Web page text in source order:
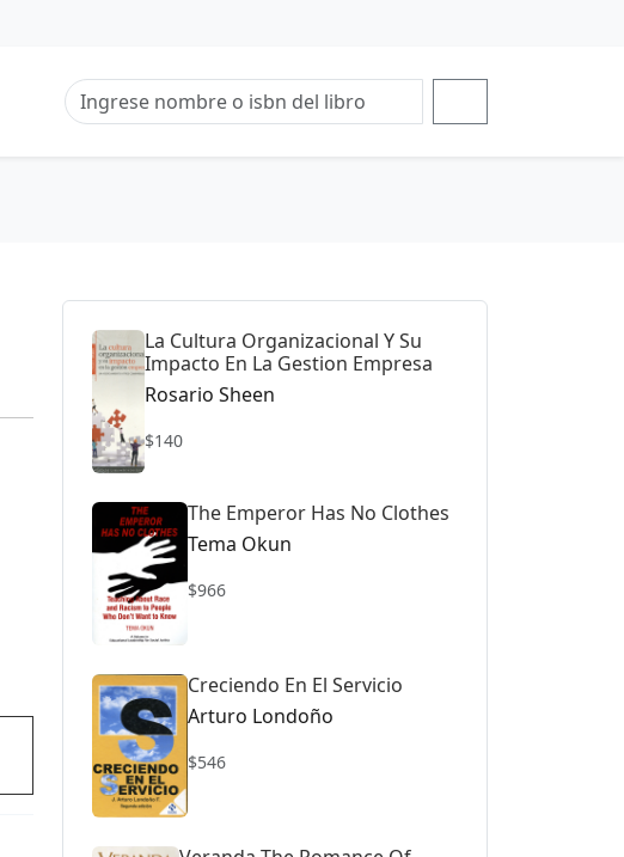
La Cultura Organizacional Y Su
Impacto En La Gestion Empresa
Rosario Sheen
$140
The Emperor Has No Clothes
Tema Okun
$966
Creciendo En El Servicio
Arturo Londoño
$546